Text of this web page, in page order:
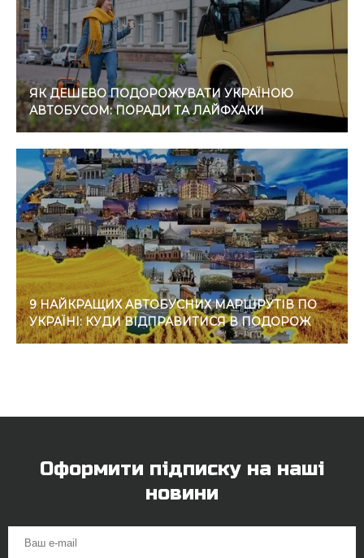
ЯК ДЕШЕВО ПОДОРОЖУВАТИ УКРАЇНОЮ
АВТОБУСОМ: ПОРАДИ ТА ЛАЙФХАКИ
9 НАЙКРАЩИХ АВТОБУСНИХ МАРШРУТІВ ПО
УКРАЇНІ: КУДИ ВІДПРАВИТИСЯ В ПОДОРОЖ
Оформити підписку на наші
новини